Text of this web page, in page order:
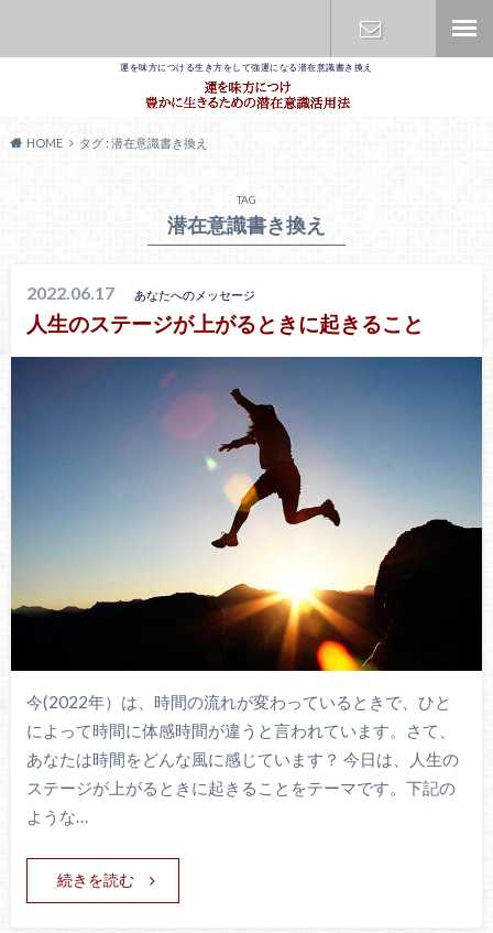
運を味方につける生き方をして強運になる潜在意識書き換え
HOME タグ : 潜在意識書き換え
TAG
潜在意識書き換え
2022.06.17 あなたへのメッセージ
人生のステージが上がるときに起きること
今(2022年）は、時間の流れが変わっているときで、ひと
によって時間に体感時間が違うと言われています。さて、
あなたは時間をどんな風に感じています？ 今日は、人生の
ステージが上がるときに起きることをテーマです。下記の
ような…
続きを読む